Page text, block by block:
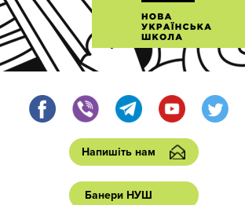
Напишіть нам
Банери НУШ